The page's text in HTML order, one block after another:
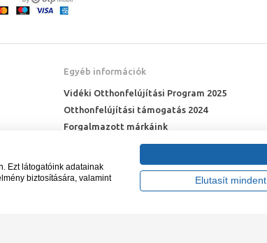
Egyéb információk
Vidéki Otthonfelújítási Program 2025
Otthonfelújítási támogatás 2024
Forgalmazott márkáink
Adatkezelési kérelem
Ezt látogatóink adatainak
biztosítására, valamint
Elutasít mindent